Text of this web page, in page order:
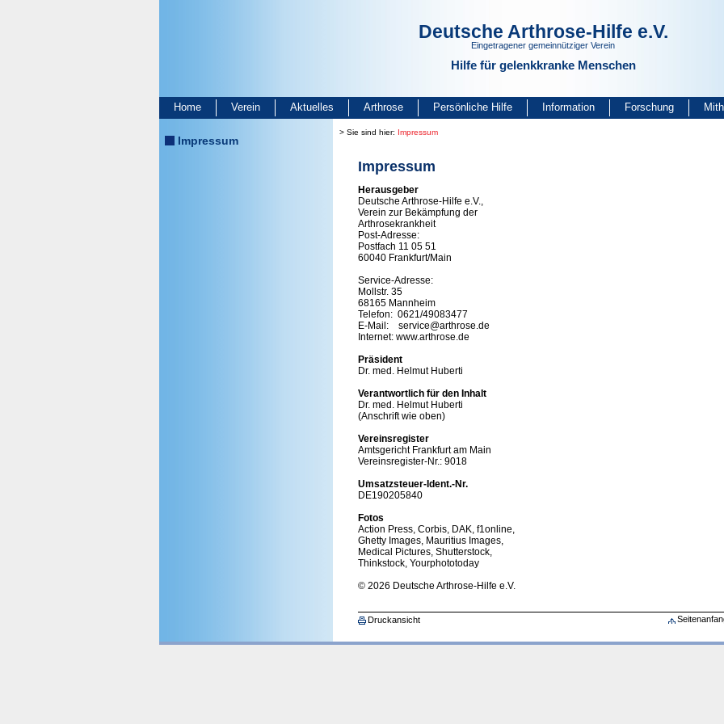
Deutsche Arthrose-Hilfe e.V.
Eingetragener gemeinnütziger Verein
Hilfe für gelenkkranke Menschen
Home Verein Aktuelles Arthrose Persönliche Hilfe Information Forschung
Impressum
> Sie sind hier: Impressum
Impressum
Herausgeber
Deutsche Arthrose-Hilfe e.V.,
Verein zur Bekämpfung der
Arthrosekrankheit
Post-Adresse:
Postfach 11 05 51
60040 Frankfurt/Main
Service-Adresse:
Mollstr. 35
68165 Mannheim
Telefon: 0621/49083477
E-Mail: service@arthrose.de
Internet: www.arthrose.de
Präsident
Dr. med. Helmut Huberti
Verantwortlich für den Inhalt
Dr. med. Helmut Huberti
(Anschrift wie oben)
Vereinsregister
Amtsgericht Frankfurt am Main
Vereinsregister-Nr.: 9018
Umsatzsteuer-Ident.-Nr.
DE190205840
Fotos
Action Press, Corbis, DAK, f1online,
Ghetty Images, Mauritius Images,
Medical Pictures, Shutterstock,
Thinkstock, Yourphototoday
© 2026 Deutsche Arthrose-Hilfe e.V.
Druckansicht